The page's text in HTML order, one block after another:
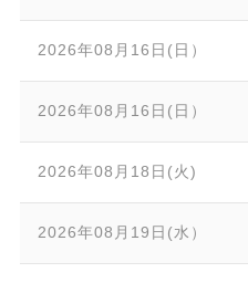
2026年08月16日(日）
2026年08月16日(日）
2026年08月18日(火)
2026年08月19日(水）